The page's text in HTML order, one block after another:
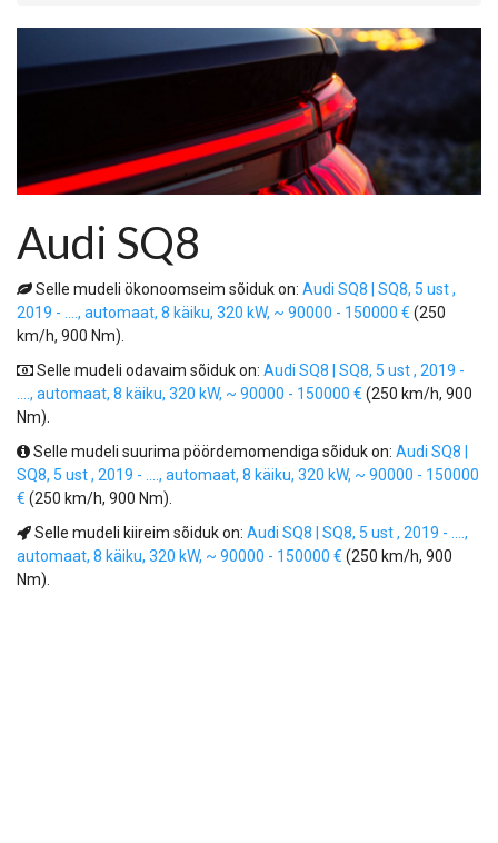
Audi SQ8
Selle mudeli ökonoomseim sõiduk on: Audi SQ8 | SQ8, 5 ust ,
2019 - ...., automaat, 8 käiku, 320 kW, ~ 90000 - 150000 € (250
km/h, 900 Nm).
Selle mudeli odavaim sõiduk on: Audi SQ8 | SQ8, 5 ust , 2019 -
...., automaat, 8 käiku, 320 kW, ~ 90000 - 150000 € (250 km/h, 900
Nm).
Selle mudeli suurima pöördemomendiga sõiduk on: Audi SQ8 |
SQ8, 5 ust , 2019 - ...., automaat, 8 käiku, 320 kW, ~ 90000 - 150000
€ (250 km/h, 900 Nm).
Selle mudeli kiireim sõiduk on: Audi SQ8 | SQ8, 5 ust , 2019 - ....,
automaat, 8 käiku, 320 kW, ~ 90000 - 150000 € (250 km/h, 900
Nm).